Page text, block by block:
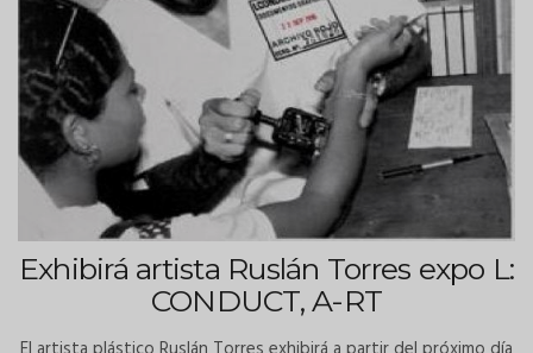
Exhibirá artista Ruslán Torres expo L:
CONDUCT, A-RT